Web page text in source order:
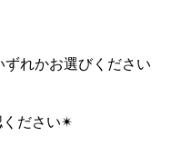
ずれかお選びください
ください✴︎